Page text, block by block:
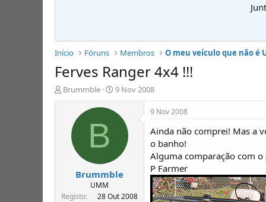
Início Fóruns Membros O meu veículo que não é
Ferves Ranger 4x4 !!!
I
n
e
Brummble
D
a
t
n
í
i
9 Nov 2008
B
Brummble
UMM
Registo
28 Out 2008
9 Nov 2008
Ainda não comprei! Mas a
o banho!
Alguma comparação com
P Farmer